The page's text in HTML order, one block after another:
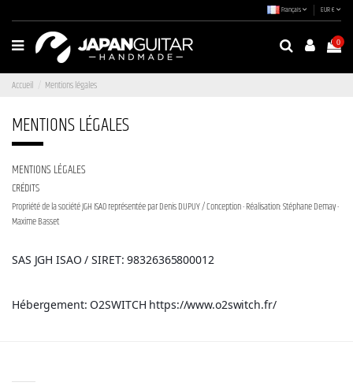
Français EUR €
0
Accueil Mentions légales
MENTIONS LÉGALES
MENTIONS LÉGALES
CRÉDITS
Propriété de la société JGH ISAO représentée par Denis DUPUY / Conception - Réalisation:Stéphane Demay -
Maxime Basset
SAS JGH ISAO / SIRET: 98326365800012
Hébergement: O2SWITCH https://www.o2switch.fr/